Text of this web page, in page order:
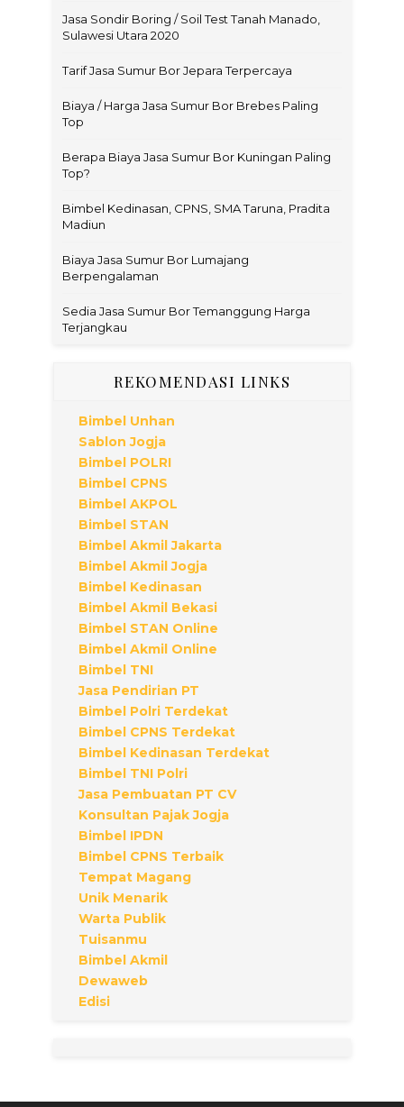
Jasa Sondir Boring / Soil Test Tanah Manado,
Sulawesi Utara 2020
Tarif Jasa Sumur Bor Jepara Terpercaya
Biaya / Harga Jasa Sumur Bor Brebes Paling
Top
Berapa Biaya Jasa Sumur Bor Kuningan Paling
Top?
Bimbel Kedinasan, CPNS, SMA Taruna, Pradita
Madiun
Biaya Jasa Sumur Bor Lumajang
Berpengalaman
Sedia Jasa Sumur Bor Temanggung Harga
Terjangkau
REKOMENDASI LINKS
Bimbel Unhan
Sablon Jogja
Bimbel POLRI
Bimbel CPNS
Bimbel AKPOL
Bimbel STAN
Bimbel Akmil Jakarta
Bimbel Akmil Jogja
Bimbel Kedinasan
Bimbel Akmil Bekasi
Bimbel STAN Online
Bimbel Akmil Online
Bimbel TNI
Jasa Pendirian PT
Bimbel Polri Terdekat
Bimbel CPNS Terdekat
Bimbel Kedinasan Terdekat
Bimbel TNI Polri
Jasa Pembuatan PT CV
Konsultan Pajak Jogja
Bimbel IPDN
Bimbel CPNS Terbaik
Tempat Magang
Unik Menarik
Warta Publik
Tuisanmu
Bimbel Akmil
Dewaweb
Edisi